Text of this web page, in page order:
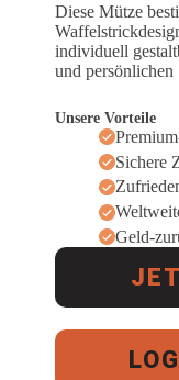
Diese Mütze
individuell
und persönlichen
Unsere Vorteile
Sichere
Geld-